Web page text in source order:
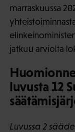
marraskuussa
jatkuu arviolta
luvusta 12
Luvussa 2